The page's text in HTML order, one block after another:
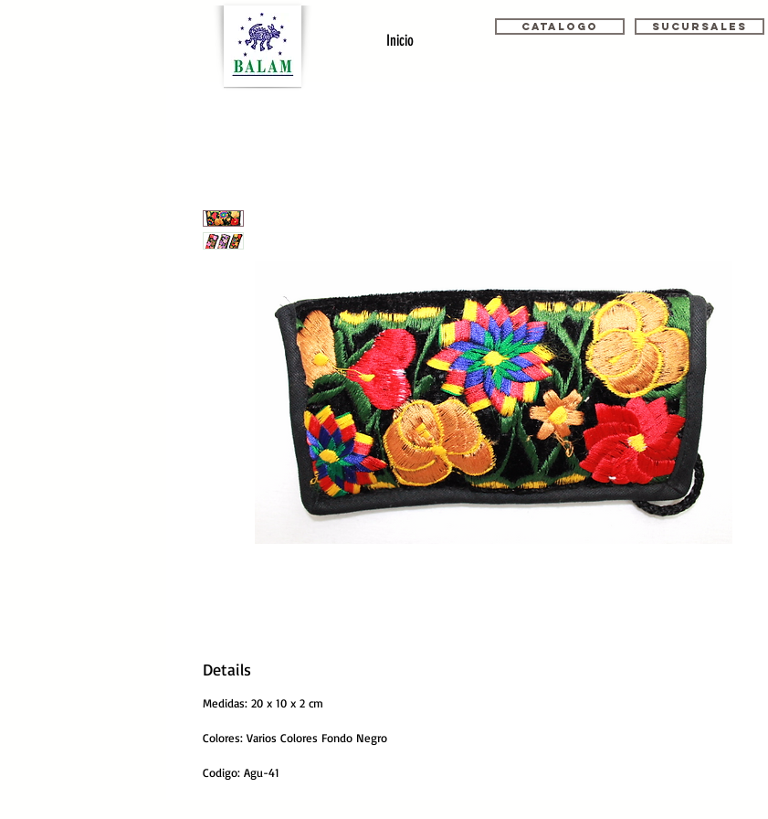
Inicio
Sucursales
Catalogo
Details
Medidas: 20 x 10 x 2 cm
Colores: Varios Colores Fondo Negro
Codigo: Agu-41